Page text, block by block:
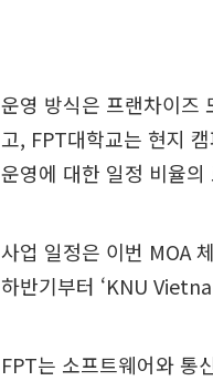
운영 방식은 프랜차이즈
고, FPT대학교는 현지
운영에 대한 일정 비율
사업 일정은 이번 MOA
하반기부터 ‘KNU
FPT는 소프트웨어와 통